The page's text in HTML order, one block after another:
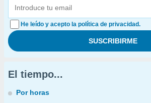
He leído y acepto la política de privacidad.
El tiempo...
Por horas